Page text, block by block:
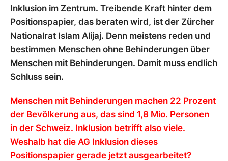
Inklusion im Zentrum. Treibende Kraft hinter dem
Positionspapier, das beraten wird, ist der Zürcher
Nationalrat Islam Alijaj. Denn meistens reden und
bestimmen Menschen ohne Behinderungen über
Menschen mit Behinderungen. Damit muss endlich
Schluss sein.
Menschen mit Behinderungen machen 22 Prozent
der Bevölkerung aus, das sind 1,8 Mio. Personen
in der Schweiz. Inklusion betrifft also viele.
Weshalb hat die AG Inklusion dieses
Positionspapier gerade jetzt ausgearbeitet?